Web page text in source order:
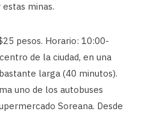
minas.
pesos. Horario: 10:00-
de la ciudad, en una
larga (40 minutos).
uno de los autobuses
Soreana. Desde